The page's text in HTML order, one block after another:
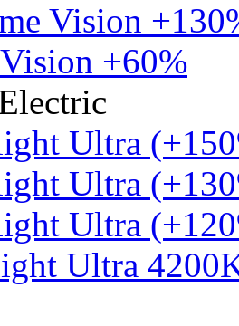
Vision
+60%
Ultra
Ultra
Ultra
Ultra